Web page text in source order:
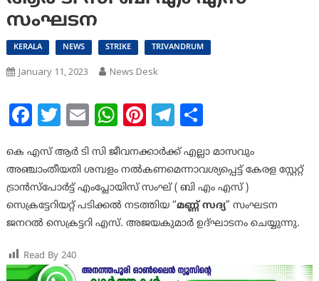
സംഘടന
KERALA NEWS STRIKE TRIVANDRUM
January 11, 2023 News Desk
Facebook
Twitter
EmailWhatsApp
Pinterest
Telegram
Share
കെ എസ് ആർ ടി സി ജീവനക്കാർക്ക് എല്ലാ മാസവും
അഞ്ചാംതീയതി ശമ്പളം നൽകണമെന്നാവശ്യപ്പെട്ട് കേരള സ്റ്റേറ്റ്
ട്രാൻസ്‌പോർട്ട് എംപ്ലോയിസ് സംഘ് ( ബി എം എസ് )
സെക്രട്ടേറിയറ്റ് പടിക്കൽ നടത്തിയ “മണ്ണ് സദ്യ” സംഘടന
ജനറൽ സെക്രട്ടറി എസ്. അജയകുമാർ ഉദ്ഘാടനം ചെയ്യുന്നു.
Read By 240